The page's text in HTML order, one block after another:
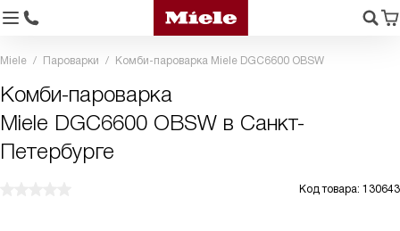
Miele Пароварки Комби-пароварка Miele DGC6600 OBSW
Комби-пароварка
Miele DGC6600 OBSW в Санкт-
Петербурге
Код товара: 130643